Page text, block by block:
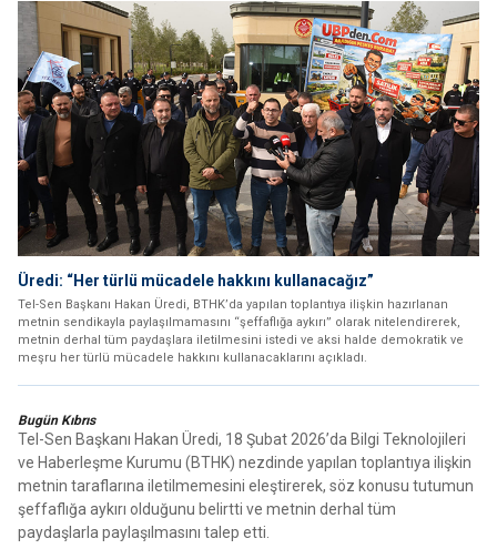
Üredi: “Her türlü mücadele hakkını kullanacağız”
Tel-Sen Başkanı Hakan Üredi, BTHK’da yapılan toplantıya ilişkin hazırlanan
metnin sendikayla paylaşılmamasını “şeffaflığa aykırı” olarak nitelendirerek,
metnin derhal tüm paydaşlara iletilmesini istedi ve aksi halde demokratik ve
meşru her türlü mücadele hakkını kullanacaklarını açıkladı.
Bugün Kıbrıs
Tel-Sen Başkanı Hakan Üredi, 18 Şubat 2026’da Bilgi Teknolojileri
ve Haberleşme Kurumu (BTHK) nezdinde yapılan toplantıya ilişkin
metnin taraflarına iletilmemesini eleştirerek, söz konusu tutumun
şeffaflığa aykırı olduğunu belirtti ve metnin derhal tüm
paydaşlarla paylaşılmasını talep etti.